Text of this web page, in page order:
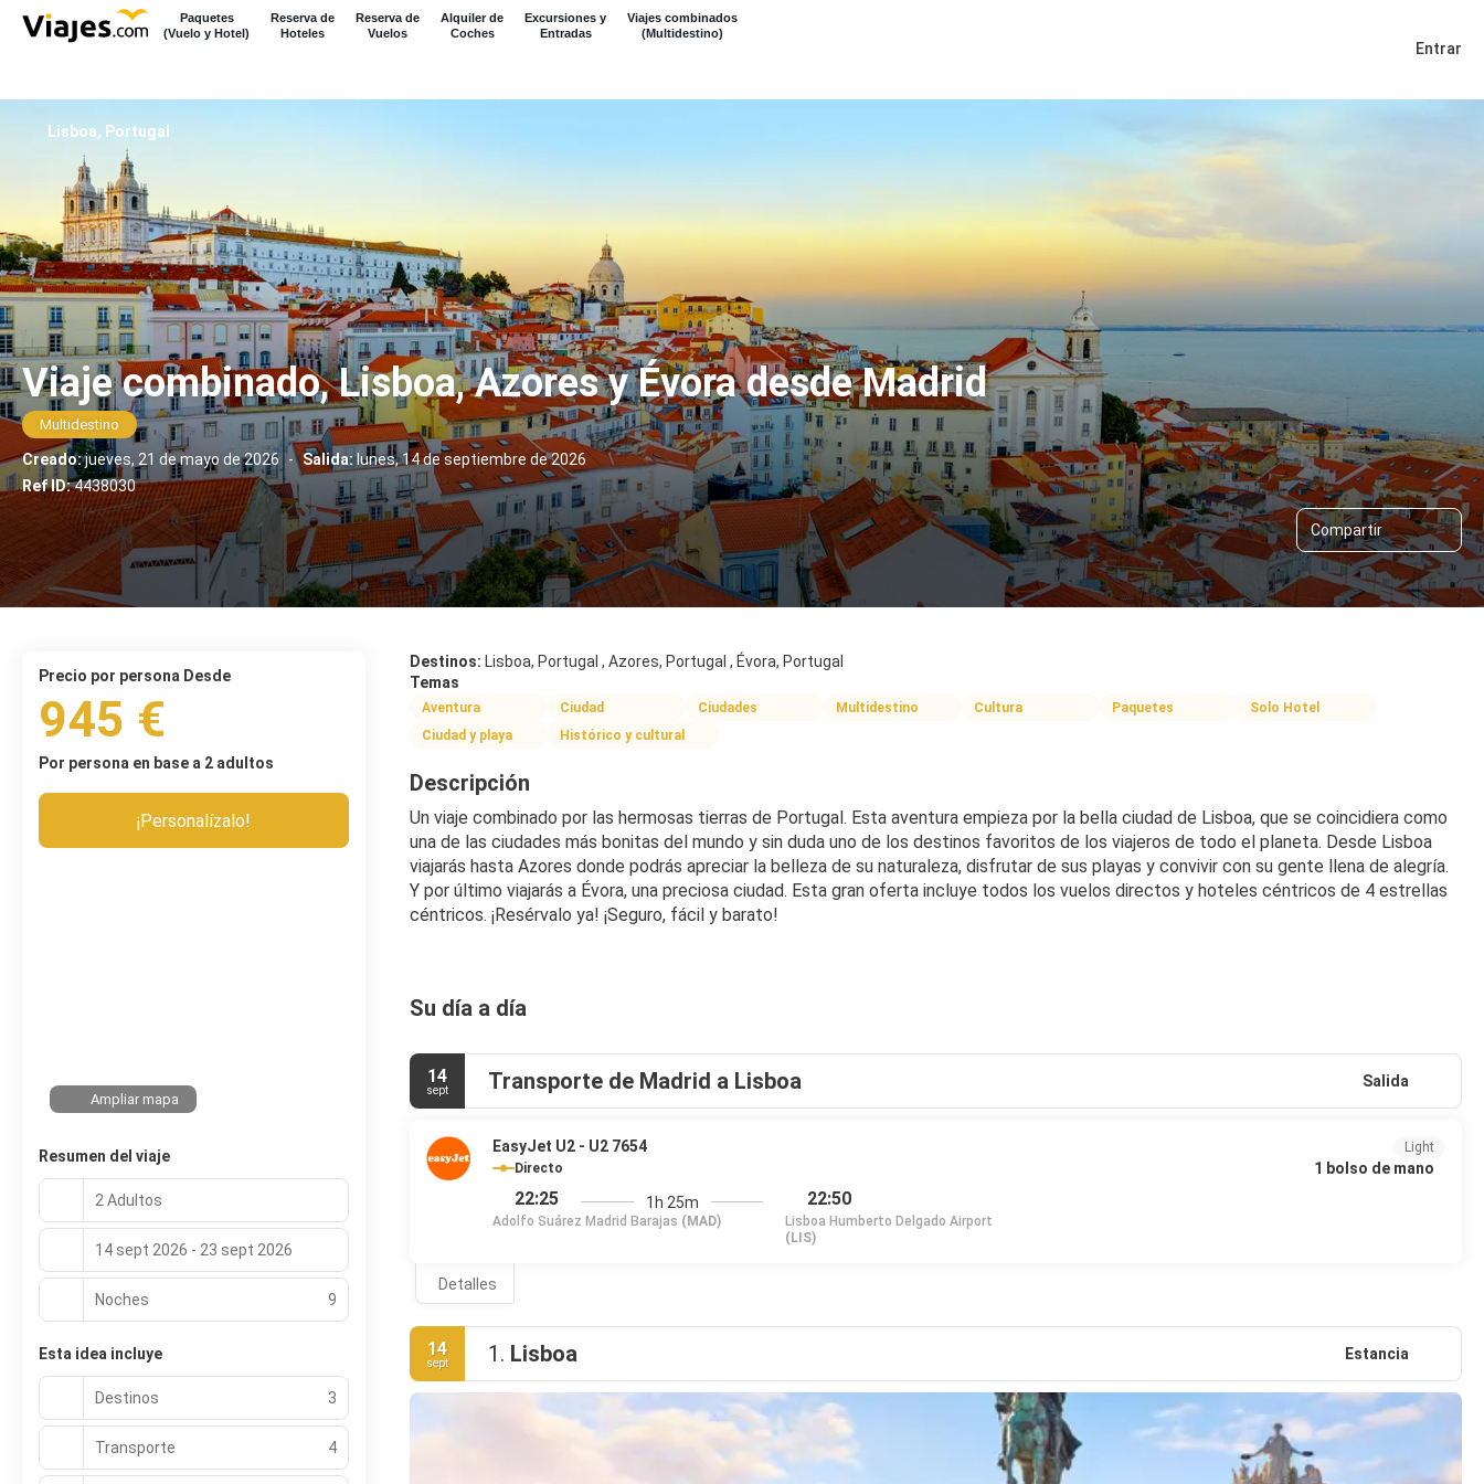
Paquetes
(Vuelo y Hotel)
Reserva de
Hoteles
Reserva de
Vuelos
Alquiler de
Coches
Excursiones y
Entradas
Viajes combinados
(Multidestino)
Entrar
Viaje combinado, Lisboa, Azores y Évora desde Madrid
Multidestino
Creado:jueves, 21 de mayo de 2026 - Salida: lunes, 14 de septiembre de 2026
Ref ID:4438030
Compartir
Lisboa, Portugal
Destinos: Lisboa, Portugal , Azores, Portugal , Évora, Portugal
Temas
Aventura Ciudad Ciudades Multidestino Cultura Paquetes
Solo Hotel
Ciudad y playa
Histórico y cultural
Descripción
Un viaje combinado por las hermosas tierras de Portugal. Esta aventura empieza por la bella ciudad de Lisboa, que se coincidiera como
una de las ciudades más bonitas del mundo y sin duda uno de los destinos favoritos de los viajeros de todo el planeta. Desde Lisboa
viajarás hasta Azores donde podrás apreciar la belleza de su naturaleza, disfrutar de sus playas y convivir con su gente llena de alegría.
Y por último viajarás a Évora, una preciosa ciudad. Esta gran oferta incluye todos los vuelos directos y hoteles céntricos de 4 estrellas
céntricos. ¡Resérvalo ya! ¡Seguro, fácil y barato!
Su día a día
14
sept Transporte de Madrid a Lisboa Salida
EasyJet U2 - U2 7654
Directo
22:25
Adolfo Suárez Madrid Barajas (MAD)
1h 25m 22:50
Lisboa Humberto Delgado Airport
(LIS)
Light
1 bolso de mano
Detalles
14
sept 1. Lisboa Estancia
precio por persona Desde
945 €
Por persona en base a 2 adultos
¡Personalízalo!
Ampliar mapa
Resumen del viaje
2 Adultos
14 sept 2026 - 23 sept 2026
Noches 9
Esta idea incluye
Destinos 3
Transporte 4